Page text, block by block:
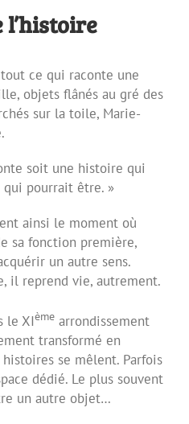
l’histoire
tout ce qui raconte une
objets flânés au gré des
sur la toile, Marie-
soit une histoire qui
pourrait être. »
ainsi le moment où
sa fonction première,
un autre sens.
il reprend vie, autrement.
le XIème arrondissement
transformé en
se mêlent. Parfois
dédié. Le plus souvent
un autre objet…